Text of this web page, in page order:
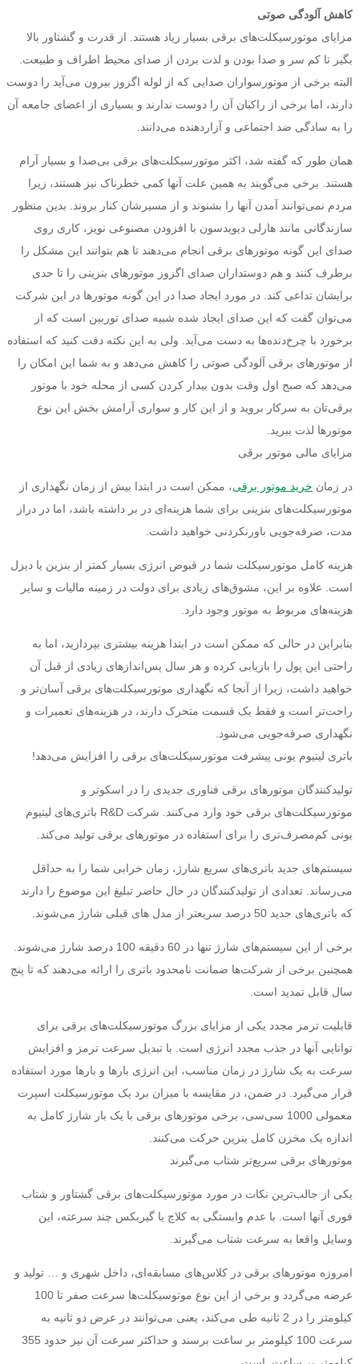
کاهش آلودگی صوتی
مزایای موتورسیکلت‌های برقی بسیار زیاد هستند. از قدرت و گشتاور بالا
بگیر تا کم سر و صدا بودن و لذت بردن از صدای محیط اطراف و طبیعت.
البته برخی از موتورسواران صدایی که از لوله اگزوز بیرون می‌آید را دوست
دارند، اما برخی از راکبان آن را دوست ندارند و بسیاری از اعضای جامعه آن
را به سادگی ضد اجتماعی و آزاردهنده می‌دانند.
همان طور که گفته شد، اکثر موتورسیکلت‌های برقی بی‌صدا و بسیار آرام
هستند. برخی می‌گویند به همین علت آنها کمی خطرناک نیز هستند، زیرا
مردم نمی‌توانند آمدن آنها را بشنوند و از مسیرشان کنار بروند. بدین منظور
سازندگانی مانند هارلی دیویدسون با افزودن مصنوعی نویز، کاری روی
صدای این گونه موتورهای برقی انجام می‌دهند تا هم بتوانند این مشکل را
برطرف کنند و هم دوستداران صدای اگزوز موتورهای بنزینی را تا حدی
برایشان تداعی کند. در مورد ایجاد صدا در این گونه موتورها در این شرکت
می‌توان گفت که این صدای ایجاد شده شبیه صدای توربین است که از
برخورد با چرخ‌دنده‌ها به دست می‌آید. ولی به این نکته دقت کنید که استفاده
از موتورهای برقی آلودگی صوتی را کاهش می‌دهد و به شما این امکان را
می‌دهد که صبح اول وقت بدون بیدار کردن کسی از محله خود با موتور
برقی‌تان به سرکار بروید و از این کار و سواری آرامش بخش این نوع
موتورها لذت ببرید.
مزایای مالی موتور برقی
در زمان خرید موتور برقی، ممکن است در ابتدا بیش از زمان نگهداری از
موتورسیکلت‌های بنزینی برای شما هزینه‌ای در بر داشته باشد، اما در دراز
مدت، صرفه‌جویی باورنکردنی خواهید داشت.
هزینه کامل موتورسیکلت شما در قبوض انرژی بسیار کمتر از بنزین یا دیزل
است. علاوه بر این، مشوق‌های زیادی برای دولت در زمینه مالیات و سایر
هزینه‌های مربوط به موتور وجود دارد.
بنابراین در حالی که ممکن است در ابتدا هزینه بیشتری بپردازید، اما به
راحتی این پول را بازیابی کرده و هر سال پس‌اندازهای زیادی از قبل آن
خواهید داشت، زیرا از آنجا که نگهداری موتورسیکلت‌های برقی آسان‌تر و
راحت‌تر است و فقط یک قسمت متحرک دارند، در هزینه‌های تعمیرات و
نگهداری صرفه‌جویی می‌شود.
باتری لیتیوم یونی پیشرفت موتورسیکلت‌های برقی را افزایش می‌دهد!
تولیدکنندگان موتورهای برقی فناوری جدیدی را در اسکوتر و
موتورسیکلت‌های برقی خود وارد می‌کنند. شرکت R&D باتری‌های لیتیوم
یونی کم‌مصرف‌تری را برای استفاده در موتورهای برقی تولید می‌کند.
سیستم‌های جدید باتری‌های سریع شارژ، زمان خرابی شما را به حداقل
می‌رساند. تعدادی از تولیدکنندگان در حال حاضر تبلیغ این موضوع را دارند
که باتری‌های جدید 50 درصد سریعتر از مدل های قبلی شارژ می‌شوند.
برخی از این سیستم‌های شارژ تنها در 60 دقیقه 100 درصد شارژ می‌شوند.
همچنین برخی از شرکت‌ها ضمانت نامحدود باتری را ارائه می‌دهند که تا پنج
سال قابل تمدید است.
قابلیت ترمز مجدد یکی از مزایای بزرگ موتورسیکلت‌های برقی برای
توانایی آنها در جذب مجدد انرژی است. با تبدیل سرعت ترمز و افزایش
سرعت به یک شارژ در زمان مناسب، این انرژی بارها و بارها مورد استفاده
قرار می‌گیرد. در ضمن، در مقایسه با میزان برد یک موتورسیکلت اسپرت
معمولی 1000 سی‌سی، برخی موتورهای برقی با یک بار شارژ کامل به
اندازه یک مخزن کامل بنزین حرکت می‌کنند.
موتور‌های برقی سریع‌تر شتاب می‌گیرند
یکی از جالب‌ترین نکات در مورد موتورسیکلت‌های برقی گشتاور و شتاب
فوری آنها است. با عدم وابستگی به کلاچ یا گیربکس چند سرعته، این
وسایل واقعا به سرعت شتاب می‌گیرند.
امروزه موتورهای برقی در کلاس‌های مسابقه‌ای، داخل شهری و … تولید و
عرضه می‌گردد و برخی از این نوع موتوسیکلت‌ها سرعت صفر تا 100
کیلومتر را در 2 ثانیه طی می‌کند، یعنی می‌توانند در عرض دو ثانیه به
سرعت 100 کیلومتر بر ساعت برسند و حداکثر سرعت آن نیز حدود 355